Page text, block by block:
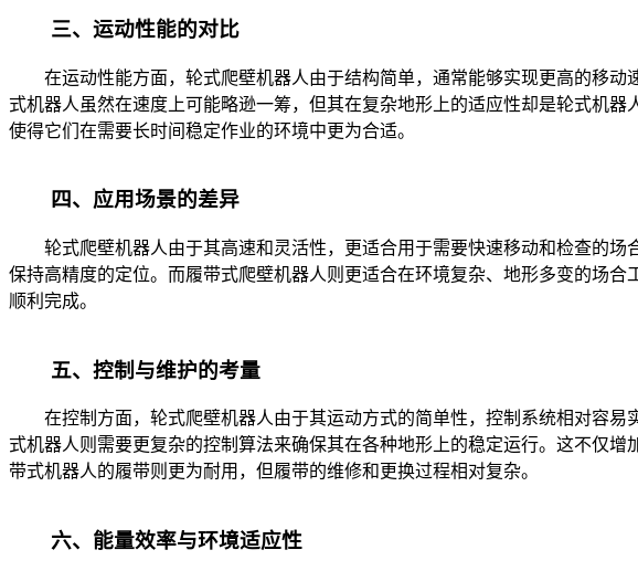
三、运动性能的对比
在运动性能方面，轮式爬壁机器人由于结构简单，通常能够实现更高的移动
式机器人虽然在速度上可能略逊一筹，但其在复杂地形上的适应性却是轮式机
使得它们在需要长时间稳定作业的环境中更为合适。
四、应用场景的差异
轮式爬壁机器人由于其高速和灵活性，更适合用于需要快速移动和检查的场
保持高精度的定位。而履带式爬壁机器人则更适合在环境复杂、地形多变的场
顺利完成。
五、控制与维护的考量
在控制方面，轮式爬壁机器人由于其运动方式的简单性，控制系统相对容易
式机器人则需要更复杂的控制算法来确保其在各种地形上的稳定运行。这不仅
带式机器人的履带则更为耐用，但履带的维修和更换过程相对复杂。
六、能量效率与环境适应性